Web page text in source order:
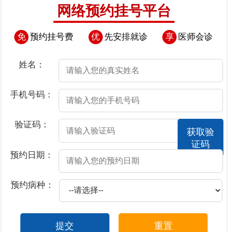
网络预约挂号平台
免 预约挂号费 优 先安排就诊 享 医师会诊
姓名：
手机号码：
验证码：
获取验
证码
预约日期：
预约病种：
提交 重置